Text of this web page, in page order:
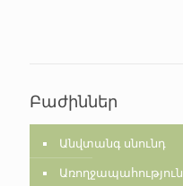
Բաժիններ
Անվտանգ սնունդ
Առողջապահություն